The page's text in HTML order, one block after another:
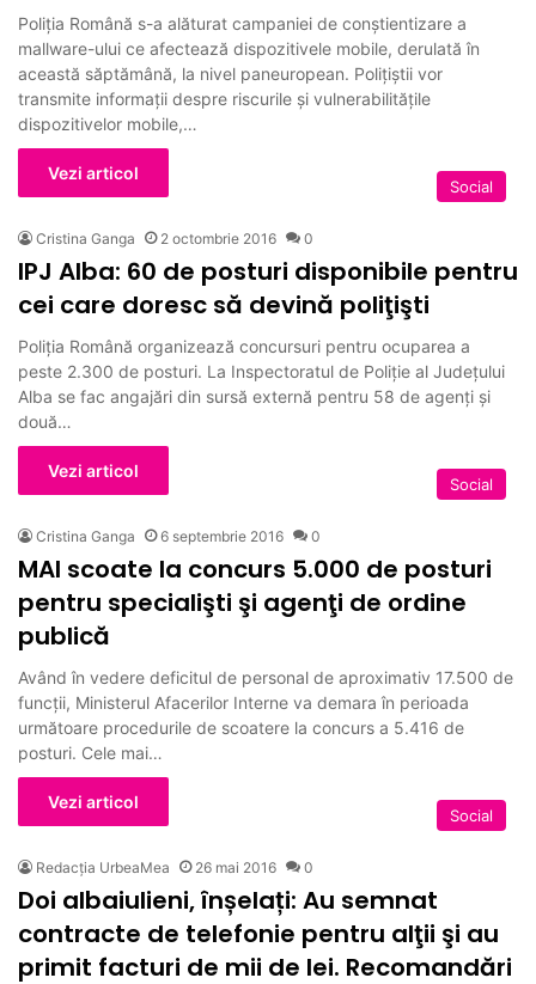
Poliția Română s-a alăturat campaniei de conștientizare a
mallware-ului ce afectează dispozitivele mobile, derulată în
această săptămână, la nivel paneuropean. Polițiștii vor
transmite informații despre riscurile și vulnerabilitățile
dispozitivelor mobile,…
Vezi articol
Social
Cristina Ganga 2 octombrie 2016 0
IPJ Alba: 60 de posturi disponibile pentru
cei care doresc să devină poliţişti
Poliţia Română organizează concursuri pentru ocuparea a
peste 2.300 de posturi. La Inspectoratul de Poliţie al Judeţului
Alba se fac angajări din sursă externă pentru 58 de agenţi și
două…
Vezi articol
Social
Cristina Ganga 6 septembrie 2016 0
MAI scoate la concurs 5.000 de posturi
pentru specialişti şi agenţi de ordine
publică
Având în vedere deficitul de personal de aproximativ 17.500 de
funcții, Ministerul Afacerilor Interne va demara în perioada
următoare procedurile de scoatere la concurs a 5.416 de
posturi. Cele mai…
Vezi articol
Social
Redacția UrbeaMea 26 mai 2016 0
Doi albaiulieni, înșelați: Au semnat
contracte de telefonie pentru alţii şi au
primit facturi de mii de lei. Recomandări